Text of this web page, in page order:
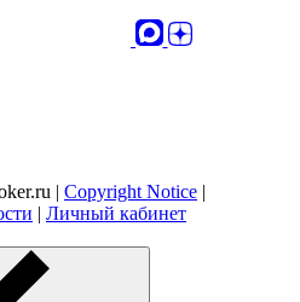
| Copyright Notice |
| Личный кабинет